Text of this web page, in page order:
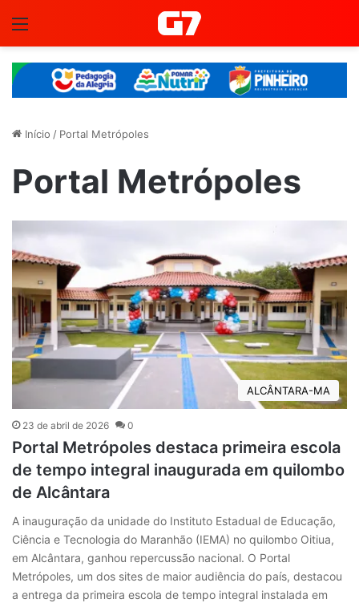
Início / Portal Metrópoles
Portal Metrópoles
ALCÂNTARA-MA
23 de abril de 2026 0
Portal Metrópoles destaca primeira escola
de tempo integral inaugurada em quilombo
de Alcântara
A inauguração da unidade do Instituto Estadual de Educação,
Ciência e Tecnologia do Maranhão (IEMA) no quilombo Oitiua,
em Alcântara, ganhou repercussão nacional. O Portal
Metrópoles, um dos sites de maior audiência do país, destacou
a entrega da primeira escola de tempo integral instalada em